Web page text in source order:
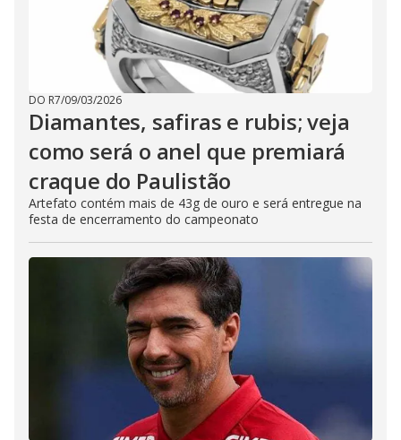
DO R7/09/03/2026
Diamantes, safiras e rubis; veja
como será o anel que premiará
craque do Paulistão
Artefato contém mais de 43g de ouro e será entregue na
festa de encerramento do campeonato